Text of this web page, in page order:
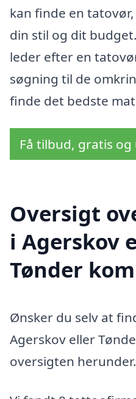
kan finde en
din stil og dit
leder efter en
søgning til de
finde det bedste
Få tilbud, gratis
Oversigt
i Agerskov
Tønder
Ønsker du selv at
Agerskov eller
oversigten herunder.